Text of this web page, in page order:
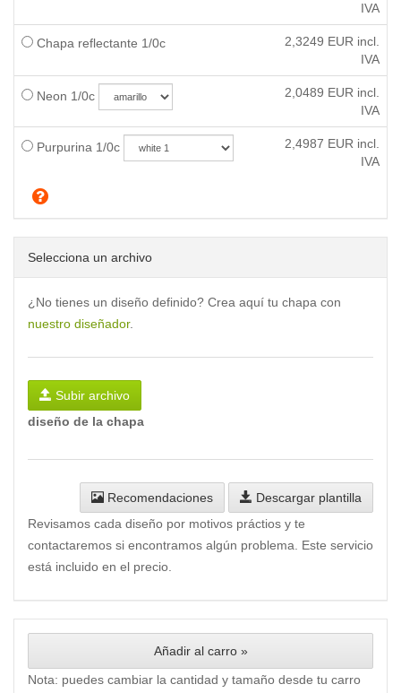
IVA
Chapa reflectante 1/0c 2,3249 EUR incl.
IVA
Neon 1/0c 2,0489 EUR incl.
IVA
Purpurina 1/0c 2,4987 EUR incl.
IVA
Selecciona un archivo
¿No tienes un diseño definido? Crea aquí tu chapa con
nuestro diseñador.
Subir archivo
diseño de la chapa
Recomendaciones
Descargar plantilla
Revisamos cada diseño por motivos práctios y te
contactaremos si encontramos algún problema. Este servicio
está incluido en el precio.
Añadir al carro »
Nota: puedes cambiar la cantidad y tamaño desde tu carro